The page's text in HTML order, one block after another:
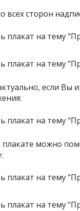
всех сторон
если Вы
можно